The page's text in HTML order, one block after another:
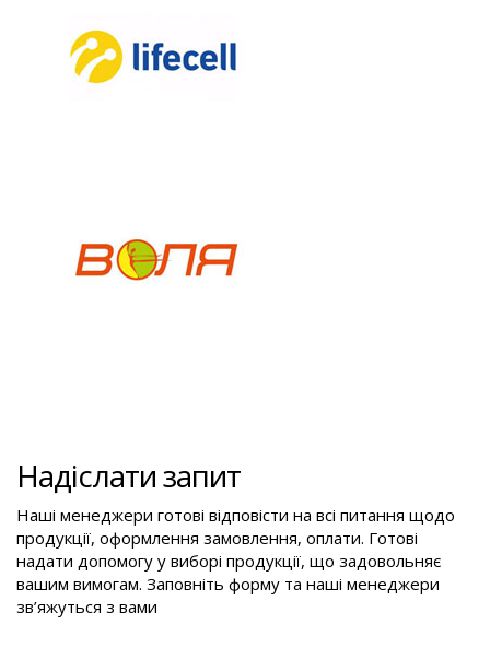
Надіслати запит
Наші менеджери готові відповісти на всі питання щодо
продукції, оформлення замовлення, оплати. Готові
надати допомогу у виборі продукції, що задовольняє
вашим вимогам. Заповніть форму та наші менеджери
зв’яжуться з вами